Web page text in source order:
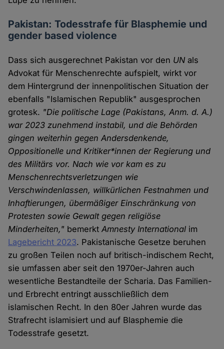
Pakistan: Todesstrafe für Blasphemie und
gender based violence
Dass sich ausgerechnet Pakistan vor den UN als
Advokat für Menschenrechte aufspielt, wirkt vor
dem Hintergrund der innenpolitischen Situation der
ebenfalls "Islamischen Republik" ausgesprochen
grotesk. "Die politische Lage (Pakistans, Anm. d. A.)
war 2023 zunehmend instabil, und die Behörden
gingen weiterhin gegen Andersdenkende,
Oppositionelle und Kritiker*innen der Regierung und
des Militärs vor. Nach wie vor kam es zu
Menschenrechtsverletzungen wie
Verschwindenlassen, willkürlichen Festnahmen und
Inhaftierungen, übermäßiger Einschränkung von
Protesten sowie Gewalt gegen religiöse
Minderheiten," bemerktAmnesty International im
Lagebericht 2023. Pakistanische Gesetze beruhen
zu großen Teilen noch auf britisch-indischem Recht,
sie umfassen aber seit den 1970er-Jahren auch
wesentliche Bestandteile der Scharia. Das Familien-
und Erbrecht entringt ausschließlich dem
islamischen Recht. In den 80er Jahren wurde das
Strafrecht islamisiert und auf Blasphemie die
Todesstrafe gesetzt.